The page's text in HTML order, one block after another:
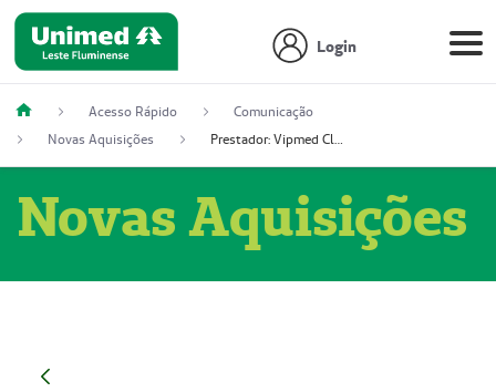
Login
Acesso Rápido
Comunicação
Novas Aquisições
Prestador: Vipmed Clínica Geral Ltda, 51004349-0 (Nome Fantasia: Policlínica Master)
Novas Aquisições